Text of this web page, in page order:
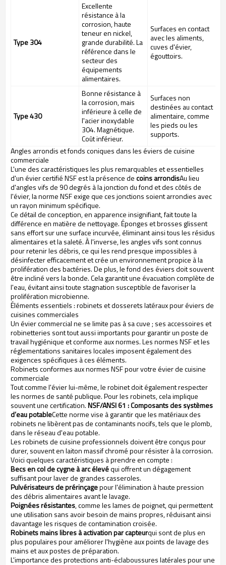
Type 304
Excellente
résistance à la
corrosion, haute
teneur en nickel,
grande durabilité. La
référence dans le
secteur des
équipements
alimentaires.
Surfaces en contact
avec les aliments,
cuves d'évier,
égouttoirs.
Type 430
Bonne résistance à
la corrosion, mais
inférieure à celle de
l'acier inoxydable
304. Magnétique.
Coût inférieur.
Surfaces non
destinées au contact
alimentaire, comme
les pieds ou les
supports.
Angles arrondis et fonds coniques dans les éviers de cuisine
commerciale
L'une des caractéristiques les plus remarquables et essentielles
d'un évier certifié NSF est la présence decoins arrondisAu lieu
d'angles vifs de 90 degrés à la jonction du fond et des côtés de
l'évier, la norme NSF exige que ces jonctions soient arrondies avec
un rayon minimum spécifique.
Ce détail de conception, en apparence insignifiant, fait toute la
différence en matière de nettoyage. Éponges et brosses glissent
sans effort sur une surface incurvée, éliminant ainsi tous les résidus
alimentaires et la saleté. À l'inverse, les angles vifs sont connus
pour retenir les débris, ce qui les rend presque impossibles à
désinfecter efficacement et crée un environnement propice à la
prolifération des bactéries. De plus, le fond des éviers doit souvent
être incliné vers la bonde. Cela garantit une évacuation complète de
l'eau, évitant ainsi toute stagnation susceptible de favoriser la
prolifération microbienne.
Éléments essentiels : robinets et dosserets latéraux pour éviers de
cuisines commerciales
Un évier commercial ne se limite pas à sa cuve ; ses accessoires et
robinetteries sont tout aussi importants pour garantir un poste de
travail hygiénique et conforme aux normes. Les normes NSF et les
réglementations sanitaires locales imposent également des
exigences spécifiques à ces éléments.
Robinets conformes aux normes NSF pour votre évier de cuisine
commerciale
Tout comme l'évier lui-même, le robinet doit également respecter
les normes de santé publique. Pour les robinets, cela implique
souvent une certification.NSF/ANSI 61 : Composants des systèmes
d’eau potableCette norme vise à garantir que les matériaux des
robinets ne libèrent pas de contaminants nocifs, tels que le plomb,
dans le réseau d'eau potable.
Les robinets de cuisine professionnels doivent être conçus pour
durer, souvent en laiton massif chromé pour résister à la corrosion.
Voici quelques caractéristiques à prendre en compte :
Becs en col de cygne à arc élevéqui offrent un dégagement
suffisant pour laver de grandes casseroles.
Pulvérisateurs de prérinçagepour l'élimination à haute pression
des débris alimentaires avant le lavage.
Poignées résistantes, comme les lames de poignet, qui permettent
une utilisation sans avoir besoin de mains propres, réduisant ainsi
davantage les risques de contamination croisée.
Robinets mains libres à activation par capteurqui sont de plus en
plus populaires pour améliorer l'hygiène aux points de lavage des
mains et aux postes de préparation.
L'importance des protections anti-éclaboussures latérales pour une